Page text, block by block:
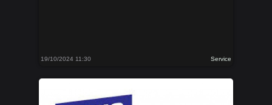
19/10/2024 11:30 Service